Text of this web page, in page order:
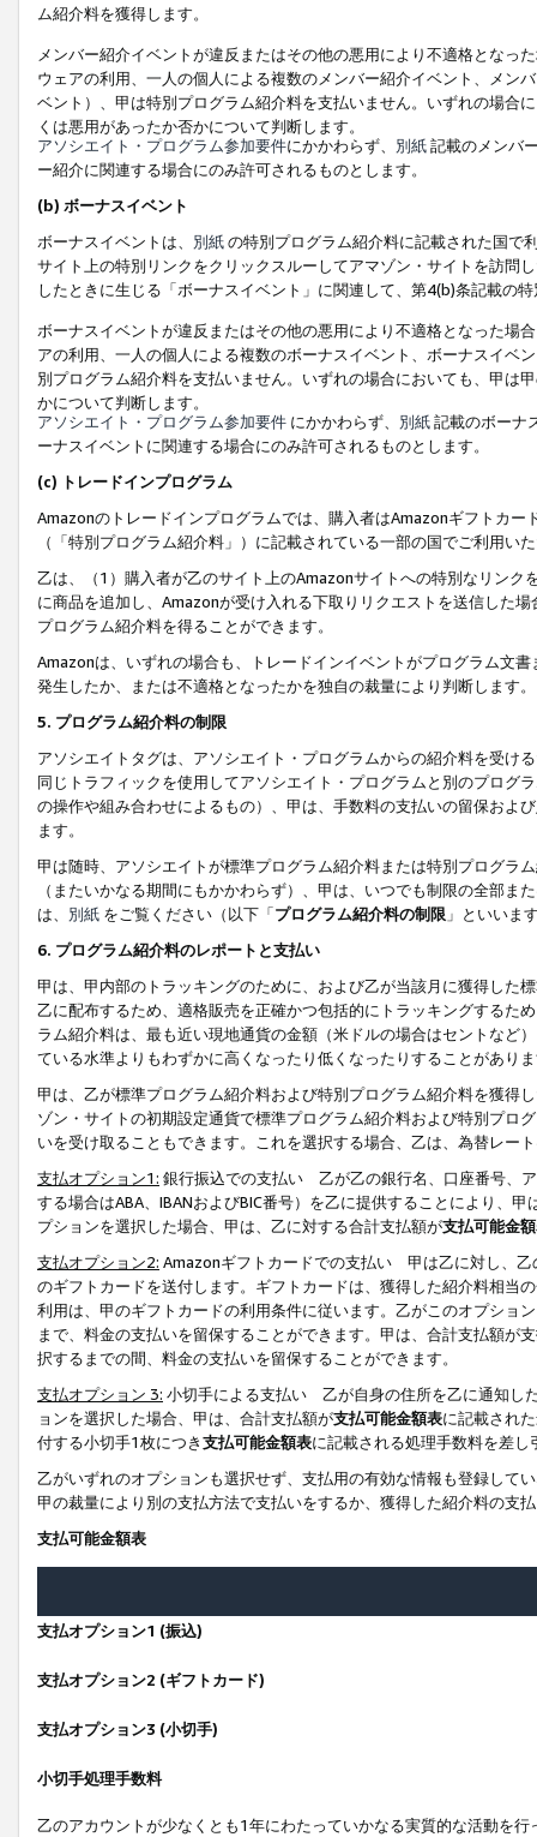
ム紹介料を獲得します。
メンバー紹介イベントが違反またはその他の悪用により不適格となっ
ウェアの利用、一人の個人による複数のメンバー紹介イベント、メン
ベント）、甲は特別プログラム紹介料を支払いません。いずれの場合
くは悪用があったか否かについて判断します。
アソシエイト・プログラム参加要件にかかわらず、 別紙記載のメンバ
ー紹介に関連する場合にのみ許可されるものとします。
(b) ボーナスイベント
ボーナスイベントは、 別紙の特別プログラム紹介料に記載された国で
サイト上の特別リンクをクリックスルーしてアマゾン・サイトを訪問
したときに生じる「ボーナスイベント」に関連して、第4(b)条記載の
ボーナスイベントが違反またはその他の悪用により不適格となった場
アの利用、一人の個人による複数のボーナスイベント、ボーナスイベ
別プログラム紹介料を支払いません。いずれの場合においても、甲は
かについて判断します。
アソシエイト・プログラム参加要件 にかかわらず、 別紙記載のボーナ
ーナスイベントに関連する場合にのみ許可されるものとします。
(c) トレードインプログラム
Amazonのトレードインプログラムでは、購入者はAmazonギフトカ
（「特別プログラム紹介料」）に記載されている一部の国でご利用い
乙は、（1）購入者が乙のサイト上のAmazonサイトへの特別なリン
に商品を追加し、Amazonが受け入れる下取りリクエストを送信した
プログラム紹介料を得ることができます。
Amazonは、いずれの場合も、トレードインイベントがプログラム文
発生したか、または不適格となったかを独自の裁量により判断します。
5. プログラム紹介料の制限
アソシエイトタグは、アソシエイト・プログラムからの紹介料を受け
同じトラフィックを使用してアソシエイト・プログラムと別のプログ
の操作や組み合わせによるもの）、甲は、手数料の支払いの留保およ
ます。
甲は随時、アソシエイトが標準プログラム紹介料または特別プログラ
（またいかなる期間にもかかわらず）、甲は、いつでも制限の全部
は、 別紙 をご覧ください（以下「プログラム紹介料の制限 」といいま
6. プログラム紹介料のレポートと支払い
甲は、甲内部のトラッキングのために、および乙が当該月に獲得した
乙に配布するため、適格販売を正確かつ包括的にトラッキングするた
ラム紹介料は、最も近い現地通貨の金額（米ドルの場合はセントなど
ている水準よりもわずかに高くなったり低くなったりすることがあり
甲は、乙が標準プログラム紹介料および特別プログラム紹介料を獲得
ゾン・サイトの初期設定通貨で標準プログラム紹介料および特別プロ
いを受け取ることもできます。これを選択する場合、乙は、為替レー
支払オプション1: 銀行振込での支払い 乙が乙の銀行名、口座番号、
する場合はABA、IBANおよびBIC番号）を乙に提供することにより、
プションを選択した場合、甲は、乙に対する合計支払額が支払可能金
支払オプション2: Amazonギフトカードでの支払い 甲は乙に対し、乙
のギフトカードを送付します。ギフトカードは、獲得した紹介料相当
利用は、甲のギフトカードの利用条件に従います。乙がこのオプショ
まで、料金の支払いを留保することができます。甲は、合計支払額が
択するまでの間、料金の支払いを留保することができます。
支払オプション 3: 小切手による支払い 乙が自身の住所を乙に通知し
ョンを選択した場合、甲は、合計支払額が支払可能金額表に記載され
付する小切手1枚につき支払可能金額表に記載される処理手数料を差し
乙がいずれのオプションも選択せず、支払用の有効な情報も登録して
甲の裁量により別の支払方法で支払いをするか、獲得した紹介料の支
支払可能金額表
支払オプション1 (振込)
支払オプション2 (ギフトカード)
支払オプション3 (小切手)
小切手処理手数料
乙のアカウントが少なくとも1年にわたっていかなる実質的な活動を